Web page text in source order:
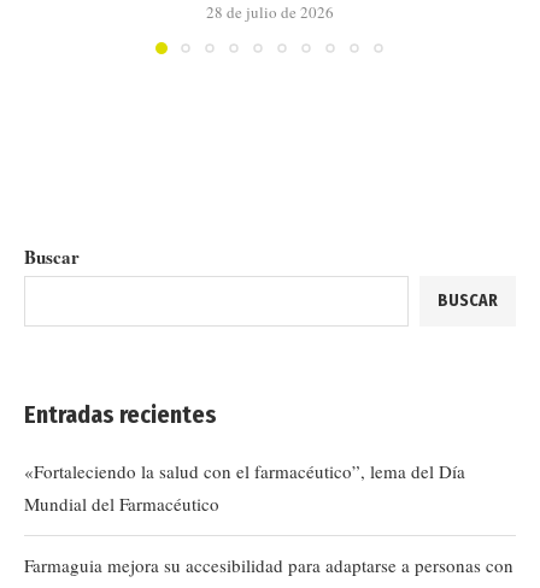
28 de julio de 2026
Buscar
BUSCAR
Entradas recientes
«Fortaleciendo la salud con el farmacéutico”, lema del Día
Mundial del Farmacéutico
Farmaguia mejora su accesibilidad para adaptarse a personas con